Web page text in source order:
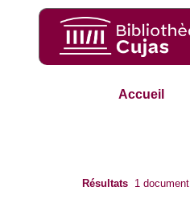
Accueil
Résultats 1 document